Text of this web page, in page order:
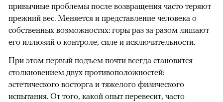
привычные проблемы после возвращения часто теряют
прежний вес. Меняется и представление человека о
собственных возможностях: горы раз за разом лишают
его иллюзий о контроле, силе и исключительности.
При этом первый подъем почти всегда становится
столкновением двух противоположностей:
эстетического восторга и тяжелого физического
испытания. От того, какой опыт перевесит, часто